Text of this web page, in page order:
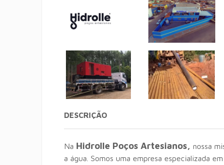
DESCRIÇÃO
Na Hidrolle Poços Artesianos, nossa
a água. Somos uma empresa especializada